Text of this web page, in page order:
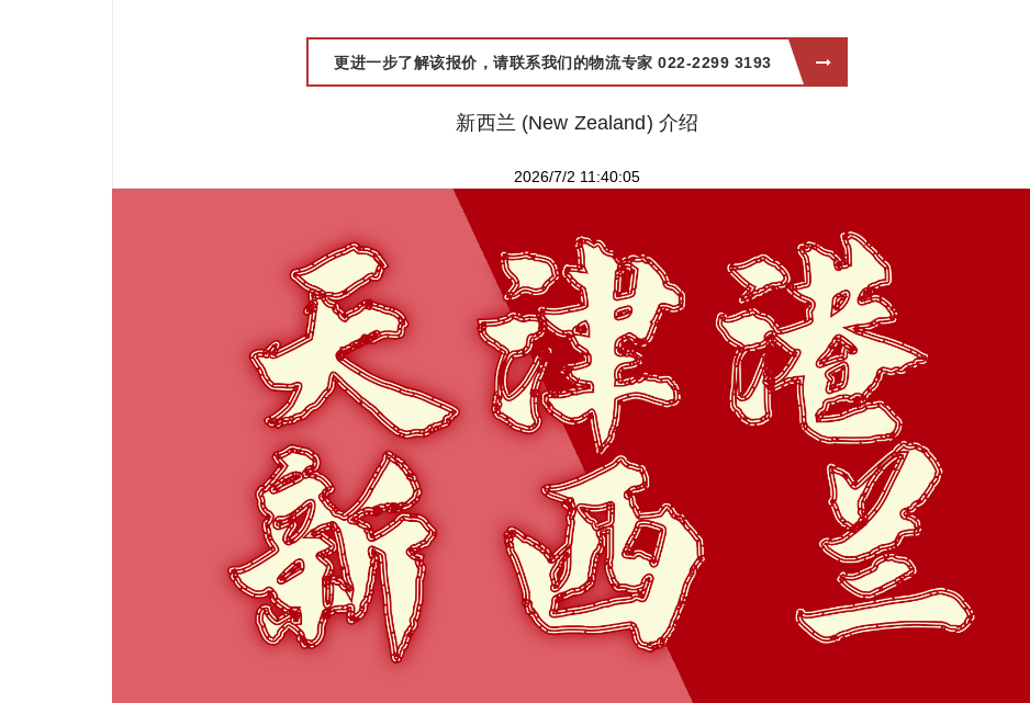
更进一步了解该报价，请联系我们的物流专家 022-2299 3193
新西兰 (New Zealand) 介绍
2026/7/2 11:40:05